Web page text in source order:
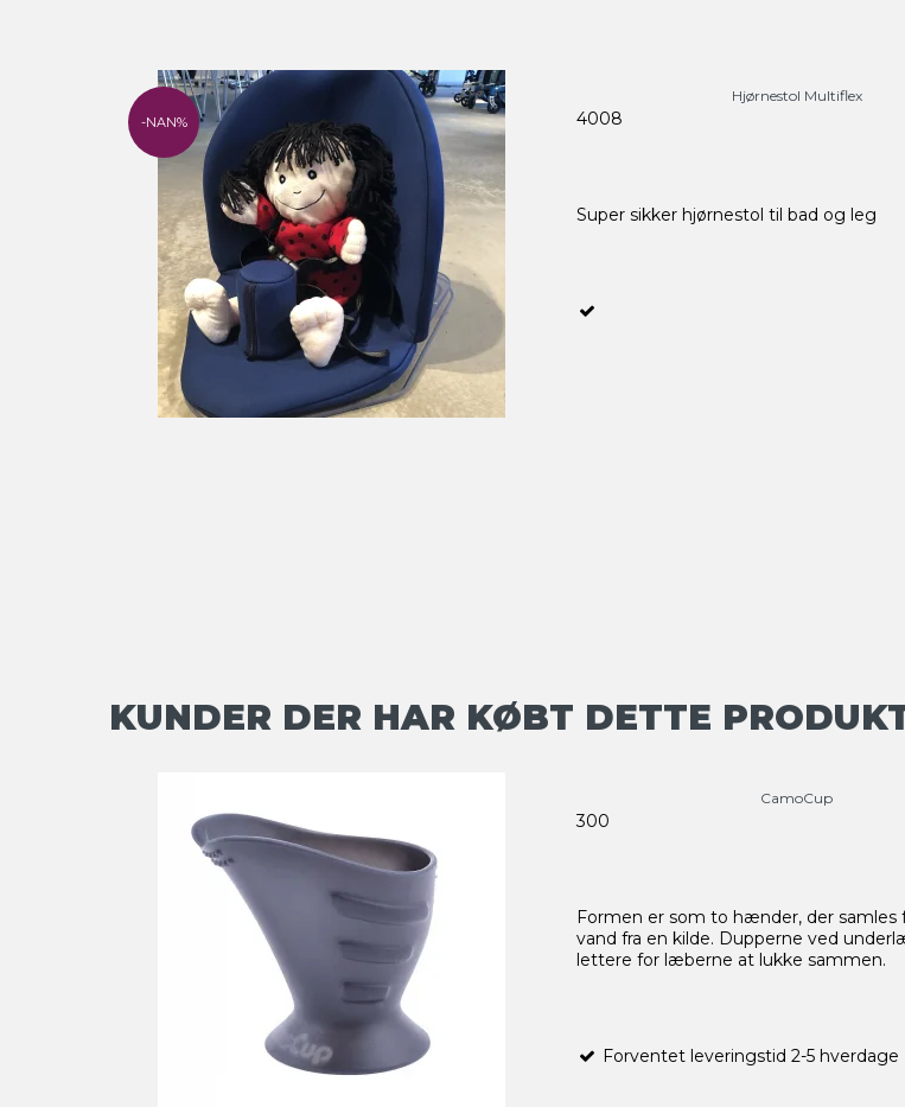
-NAN%
Hjørnestol Multiflex
4008
Super sikker hjørnestol til bad og leg
KUNDER DER HAR KØBT DETTE
CamoCup
300
Formen er som to hænder, der samles
vand fra en kilde. Dupperne ved
lettere for læberne at lukke sammen.
Forventet leveringstid 2-5 hverdage